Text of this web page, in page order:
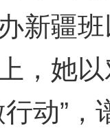
新疆
，她
动”